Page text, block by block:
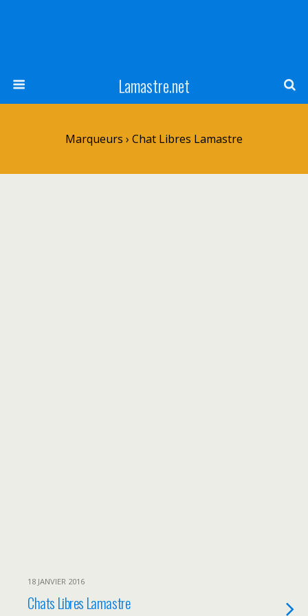
Lamastre.net
Marqueurs › Chat Libres Lamastre
18 JANVIER 2016
Chats Libres Lamastre